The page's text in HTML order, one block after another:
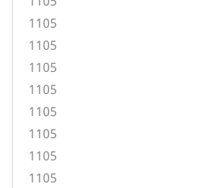
1105
1105
1105
1105
1105
1105
1105
1105